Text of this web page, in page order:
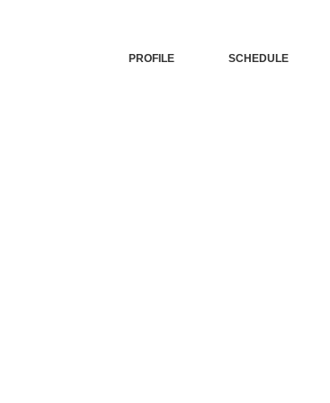
PROFILE SCHEDULE